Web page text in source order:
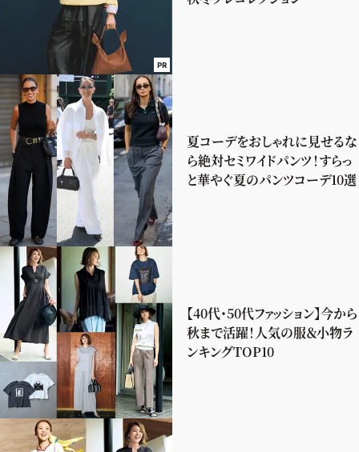
PR
夏コーデをおしゃれに見せるな
ら絶対セミワイドパンツ！すらっ
と華やぐ夏のパンツコーデ10選
【40代・50代ファッション】今から
秋まで活躍！人気の服＆小物ラ
ンキングTOP10